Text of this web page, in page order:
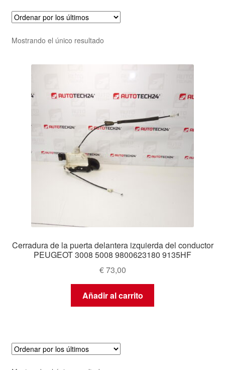
Mostrando el único resultado
Cerradura de la puerta delantera izquierda del conductor
PEUGEOT 3008 5008 9800623180 9135HF
€73,00
Añadir al carrito